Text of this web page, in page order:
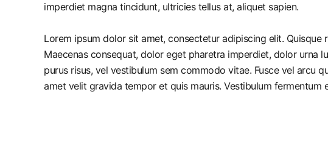
imperdiet magna tincidunt, ultricies tellus at, aliquet sapien.
Lorem ipsum dolor sit amet, consectetur adipiscing elit.
Maecenas consequat, dolor eget pharetra imperdiet, dolor urna
purus risus, vel vestibulum sem commodo vitae. Fusce vel arcu
amet velit gravida tempor et quis mauris. Vestibulum fermentum